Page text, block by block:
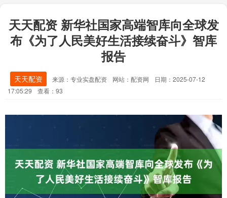
天天配资 新华社国家高端智库向全球发
布《为了人民美好生活接续奋斗》智库
报告
天天配资 来源：专业实盘配资 网站：配资网
日期：2025-07-12
17:05:29
查看：93